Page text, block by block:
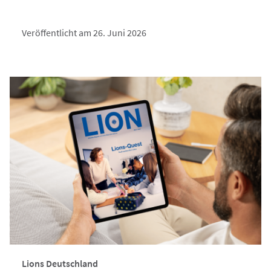
Veröffentlicht am 26. Juni 2026
Lions Deutschland